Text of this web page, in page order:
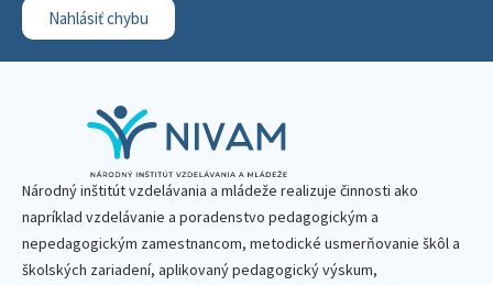
Nahlásiť chybu
Národný inštitút vzdelávania a mládeže realizuje činnosti ako
napríklad vzdelávanie a poradenstvo pedagogickým a
nepedagogickým zamestnancom, metodické usmerňovanie škôl a
školských zariadení, aplikovaný pedagogický výskum,